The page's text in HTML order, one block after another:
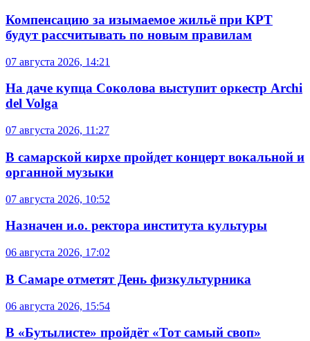
Компенсацию за изымаемое жильё при КРТ
будут рассчитывать по новым правилам
07 августа 2026, 14:21
На даче купца Соколова выступит оркестр Archi
del Volga
07 августа 2026, 11:27
В самарской кирхе пройдет концерт вокальной и
органной музыки
07 августа 2026, 10:52
Назначен и.о. ректора института культуры
06 августа 2026, 17:02
В Самаре отметят День физкультурника
06 августа 2026, 15:54
В «Бутылисте» пройдёт «Тот самый своп»